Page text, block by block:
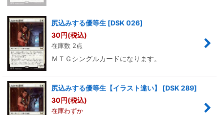
尻込みする優等生 [DSK 026]
30円(税込)
在庫数 2点
ＭＴＧシングルカードになります。
尻込みする優等生【イラスト違い】 [DSK 289]
30円(税込)
在庫わずか